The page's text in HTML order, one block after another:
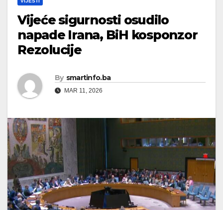
Vijeće sigurnosti osudilo
napade Irana, BiH kosponzor
Rezolucije
By smartinfo.ba
MAR 11, 2026